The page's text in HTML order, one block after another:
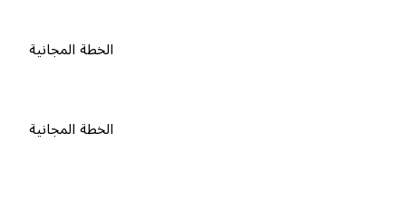
الخطة المجانية
الخطة المجانية